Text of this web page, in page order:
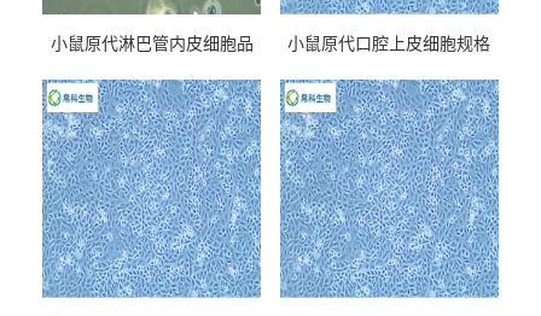
小鼠原代淋巴管内皮细胞品
小鼠原代口腔上皮细胞规格